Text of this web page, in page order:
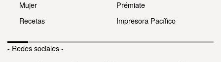
Mujer
Recetas
Prémiate
Impresora Pacífico
- Redes sociales -